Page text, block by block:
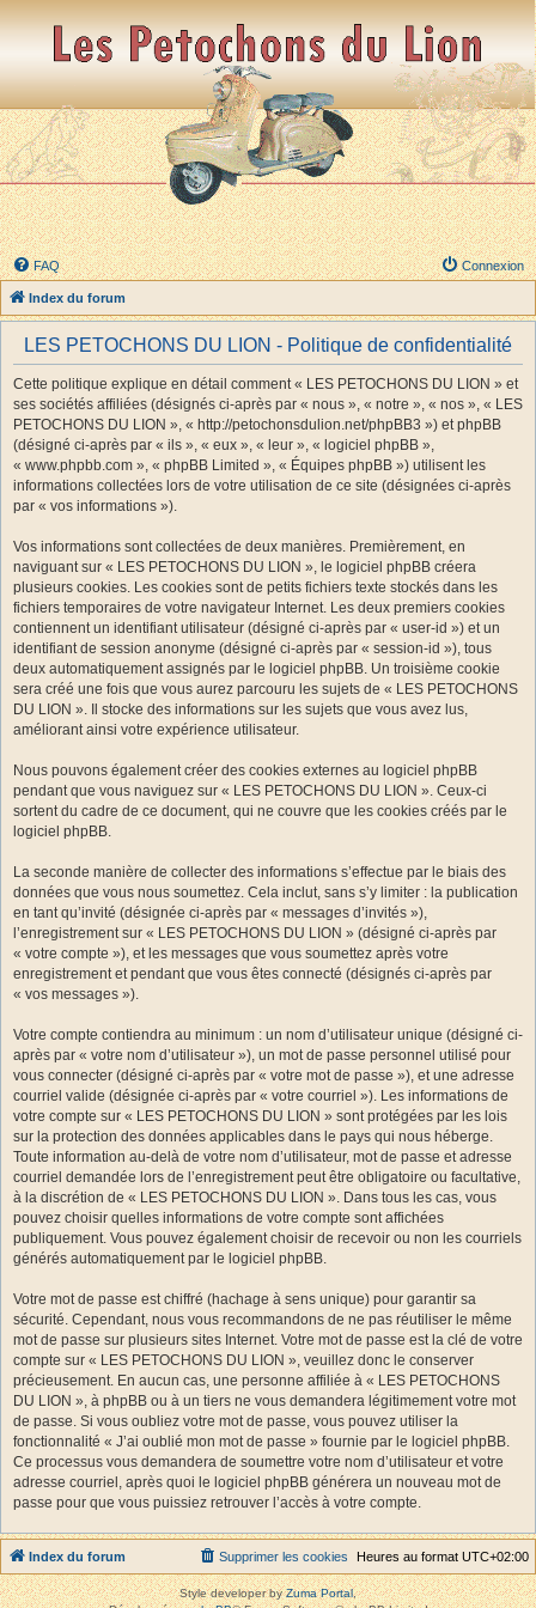
FAQ Connexion
Index du forum
LES PETOCHONS DU LION - Politique de confidentialité
Cette politique explique en détail comment « LES PETOCHONS DU LION » et
ses sociétés affiliées (désignés ci-après par « nous », « notre », « nos », « LES
PETOCHONS DU LION », « http://petochonsdulion.net/phpBB3 ») et phpBB
(désigné ci-après par « ils », « eux », « leur », « logiciel phpBB »,
« www.phpbb.com », « phpBB Limited », « Équipes phpBB ») utilisent les
informations collectées lors de votre utilisation de ce site (désignées ci-après
par « vos informations »).
Vos informations sont collectées de deux manières. Premièrement, en
naviguant sur « LES PETOCHONS DU LION », le logiciel phpBB créera
plusieurs cookies. Les cookies sont de petits fichiers texte stockés dans les
fichiers temporaires de votre navigateur Internet. Les deux premiers cookies
contiennent un identifiant utilisateur (désigné ci-après par « user-id ») et un
identifiant de session anonyme (désigné ci-après par « session-id »), tous
deux automatiquement assignés par le logiciel phpBB. Un troisième cookie
sera créé une fois que vous aurez parcouru les sujets de « LES PETOCHONS
DU LION ». Il stocke des informations sur les sujets que vous avez lus,
améliorant ainsi votre expérience utilisateur.
Nous pouvons également créer des cookies externes au logiciel phpBB
pendant que vous naviguez sur « LES PETOCHONS DU LION ». Ceux-ci
sortent du cadre de ce document, qui ne couvre que les cookies créés par le
logiciel phpBB.
La seconde manière de collecter des informations s’effectue par le biais des
données que vous nous soumettez. Cela inclut, sans s’y limiter : la publication
en tant qu’invité (désignée ci-après par « messages d’invités »),
l’enregistrement sur « LES PETOCHONS DU LION » (désigné ci-après par
« votre compte »), et les messages que vous soumettez après votre
enregistrement et pendant que vous êtes connecté (désignés ci-après par
« vos messages »).
Votre compte contiendra au minimum : un nom d’utilisateur unique (désigné ci-
après par « votre nom d’utilisateur »), un mot de passe personnel utilisé pour
vous connecter (désigné ci-après par « votre mot de passe »), et une adresse
courriel valide (désignée ci-après par « votre courriel »). Les informations de
votre compte sur « LES PETOCHONS DU LION » sont protégées par les lois
sur la protection des données applicables dans le pays qui nous héberge.
Toute information au-delà de votre nom d’utilisateur, mot de passe et adresse
courriel demandée lors de l’enregistrement peut être obligatoire ou facultative,
à la discrétion de « LES PETOCHONS DU LION ». Dans tous les cas, vous
pouvez choisir quelles informations de votre compte sont affichées
publiquement. Vous pouvez également choisir de recevoir ou non les courriels
générés automatiquement par le logiciel phpBB.
Votre mot de passe est chiffré (hachage à sens unique) pour garantir sa
sécurité. Cependant, nous vous recommandons de ne pas réutiliser le même
mot de passe sur plusieurs sites Internet. Votre mot de passe est la clé de votre
compte sur « LES PETOCHONS DU LION », veuillez donc le conserver
précieusement. En aucun cas, une personne affiliée à « LES PETOCHONS
DU LION », à phpBB ou à un tiers ne vous demandera légitimement votre mot
de passe. Si vous oubliez votre mot de passe, vous pouvez utiliser la
fonctionnalité « J’ai oublié mon mot de passe » fournie par le logiciel phpBB.
Ce processus vous demandera de soumettre votre nom d’utilisateur et votre
adresse courriel, après quoi le logiciel phpBB générera un nouveau mot de
passe pour que vous puissiez retrouver l’accès à votre compte.
Index du forum Heures au format UTC+02:00
Supprimer les cookies
Style developer byZuma Portal,